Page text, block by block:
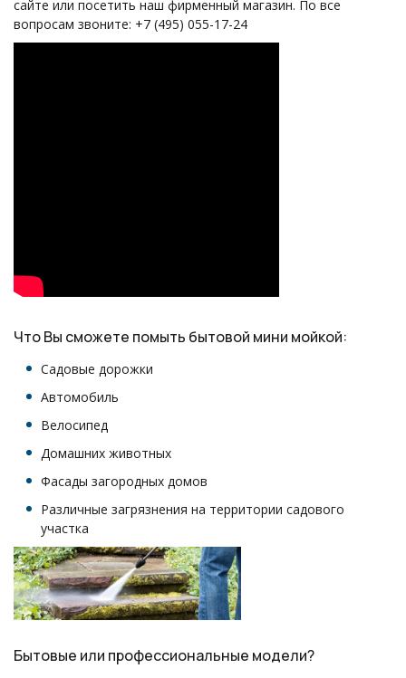
сайте или посетить наш фирменный магазин. По все
вопросам звоните: +7 (495) 055-17-24
Что Вы сможете помыть бытовой мини мойкой:
Садовые дорожки
Автомобиль
Велосипед
Домашних животных
Фасады загородных домов
Различные загрязнения на территории садового
участка
Бытовые или профессиональные модели?